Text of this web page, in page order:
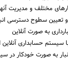
مختلف و مدیریت
تعیین سطوح دسترسی
به صورت آنلاین
سیستم حسابداری آنلاین
به صورت خودکار در